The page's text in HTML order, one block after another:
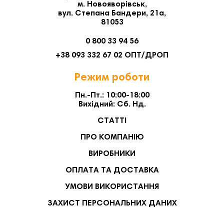
м. Новояворівськ,
вул. Степана Бандери, 21а,
81053
0 800 33 94 56
+38 093 332 67 02 ОПТ/ДРОП
Режим роботи
Пн.-Пт.: 10:00-18:00
Вихідний: Сб. Нд.
СТАТТІ
ПРО КОМПАНІЮ
ВИРОБНИКИ
ОПЛАТА ТА ДОСТАВКА
УМОВИ ВИКОРИСТАННЯ
ЗАХИСТ ПЕРСОНАЛЬНИХ ДАНИХ